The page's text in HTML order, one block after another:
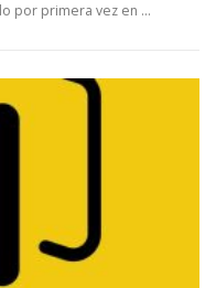
por primera vez en …